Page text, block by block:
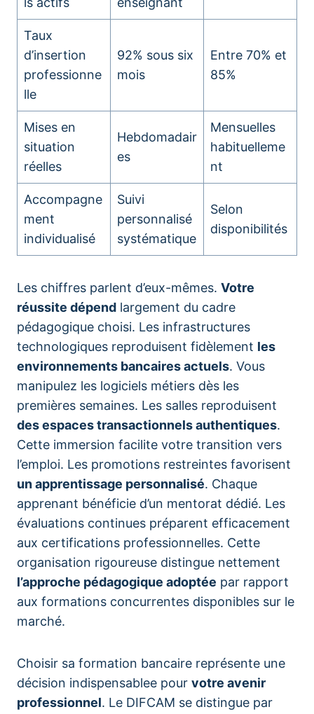
Taux
d’insertion
professionne
lle
92% sous six
mois
Entre 70% et
85%
Mises en
situation
réelles
Hebdomadair
es
Mensuelles
habituelleme
nt
Accompagne
ment
individualisé
Suivi
personnalisé
systématique
Selon
disponibilités
Les chiffres parlent d’eux-mêmes. Votre
réussite dépend largement du cadre
pédagogique choisi. Les infrastructures
technologiques reproduisent fidèlement les
environnements bancaires actuels. Vous
manipulez les logiciels métiers dès les
premières semaines. Les salles reproduisent
des espaces transactionnels authentiques.
Cette immersion facilite votre transition vers
l’emploi. Les promotions restreintes favorisent
un apprentissage personnalisé. Chaque
apprenant bénéficie d’un mentorat dédié. Les
évaluations continues préparent efficacement
aux certifications professionnelles. Cette
organisation rigoureuse distingue nettement
l’approche pédagogique adoptée par rapport
aux formations concurrentes disponibles sur le
marché.
Choisir sa formation bancaire représente une
décision indispensablee pour votre avenir
professionnel. Le DIFCAM se distingue par